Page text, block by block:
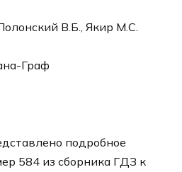
В.Б., Якир М.С.
Граф
подробное
584 из сборника ГДЗ к